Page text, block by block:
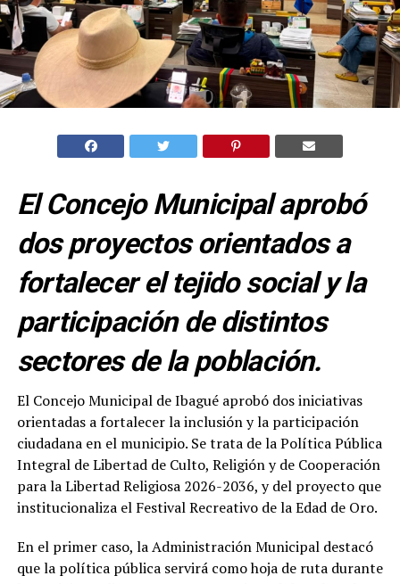
El Concejo Municipal aprobó
dos proyectos orientados a
fortalecer el tejido social y la
participación de distintos
sectores de la población.
El Concejo Municipal de Ibagué aprobó dos iniciativas
orientadas a fortalecer la inclusión y la participación
ciudadana en el municipio. Se trata de la Política Pública
Integral de Libertad de Culto, Religión y de Cooperación
para la Libertad Religiosa 2026-2036, y del proyecto que
institucionaliza el Festival Recreativo de la Edad de Oro.
En el primer caso, la Administración Municipal destacó
que la política pública servirá como hoja de ruta durante